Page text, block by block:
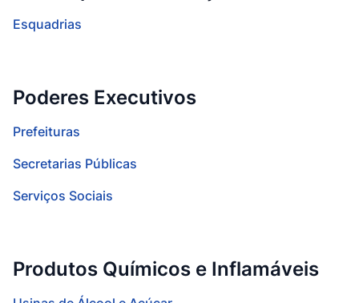
Esquadrias
Poderes Executivos
Prefeituras
Secretarias Públicas
Serviços Sociais
Produtos Químicos e Inflamáveis